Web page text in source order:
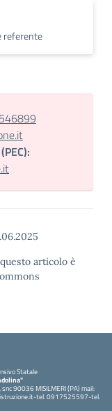
referente
articolo è
Statale
snc 90036 MISILMERI (PA) mail:
tel. 0917525597-tel.